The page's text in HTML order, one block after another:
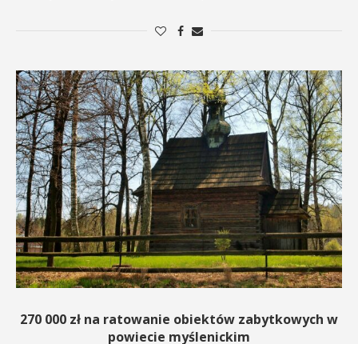
270 000 zł na ratowanie obiektów zabytkowych w
powiecie myślenickim